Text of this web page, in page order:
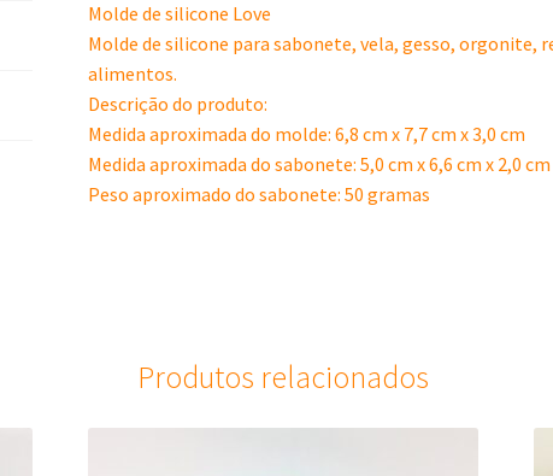
Molde de silicone Love
Molde de silicone para sabonete, vela, gesso, orgonite,
alimentos.
Descrição do produto:
Medida aproximada do molde: 6,8 cm x 7,7 cm x 3,0 cm
Medida aproximada do sabonete: 5,0 cm x 6,6 cm x 2,0 cm
Peso aproximado do sabonete: 50 gramas
Produtos relacionados